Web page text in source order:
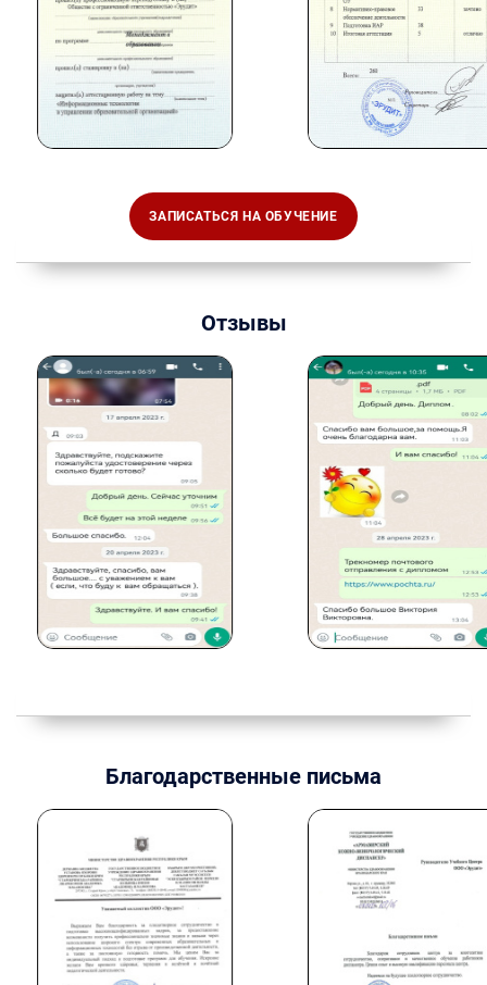
ЗАПИСАТЬСЯ НА ОБУЧЕНИЕ
Отзывы
Благодарственные письма